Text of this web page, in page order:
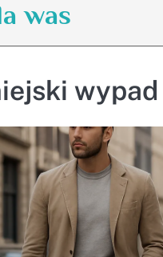
was
wypad